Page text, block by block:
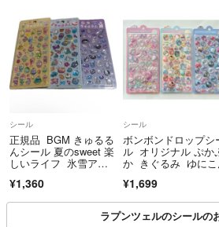
シール
正規品 BGM きゅるる
んシール 夏のsweet 楽
しいライフ 氷雪アニ
¥1,360
シール
ボンボンドロップシ
ル オリジナル ぷか
か きぐるみ ゆにこ
¥1,699
ラプンツェルのシールの